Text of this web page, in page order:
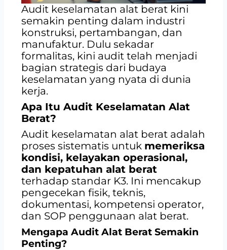
Audit keselamatan alat berat kini
semakin penting dalam industri
konstruksi, pertambangan, dan
manufaktur. Dulu sekadar
formalitas, kini audit telah menjadi
bagian strategis dari budaya
keselamatan yang nyata di dunia
kerja.
Apa Itu Audit Keselamatan Alat
Berat?
Audit keselamatan alat berat adalah
proses sistematis untuk memeriksa
kondisi, kelayakan operasional,
dan kepatuhan alat berat
terhadap standar K3. Ini mencakup
pengecekan fisik, teknis,
dokumentasi, kompetensi operator,
dan SOP penggunaan alat berat.
Mengapa Audit Alat Berat Semakin
Penting?